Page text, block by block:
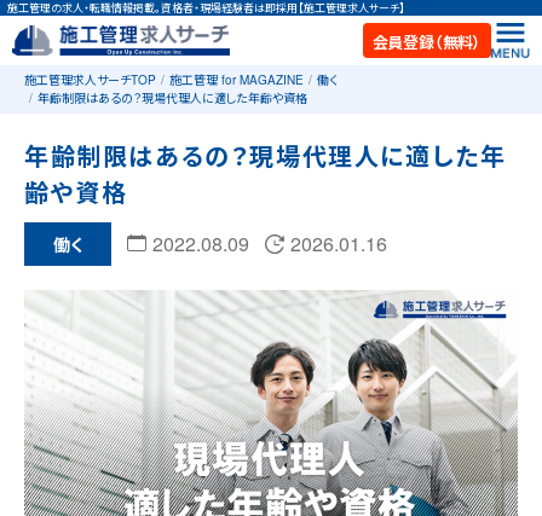
施工管理の求人・転職情報掲載。資格者・現場経験者は即採用【施工管理求人サーチ】
会員登録（無料）
施工管理求人サーチTOP 施工管理 for MAGAZINE
働く
年齢制限はあるの？現場代理人に適した年齢や資格
年齢制限はあるの？現場代理人に適した年
齢や資格
働く 2022.08.09 2026.01.16